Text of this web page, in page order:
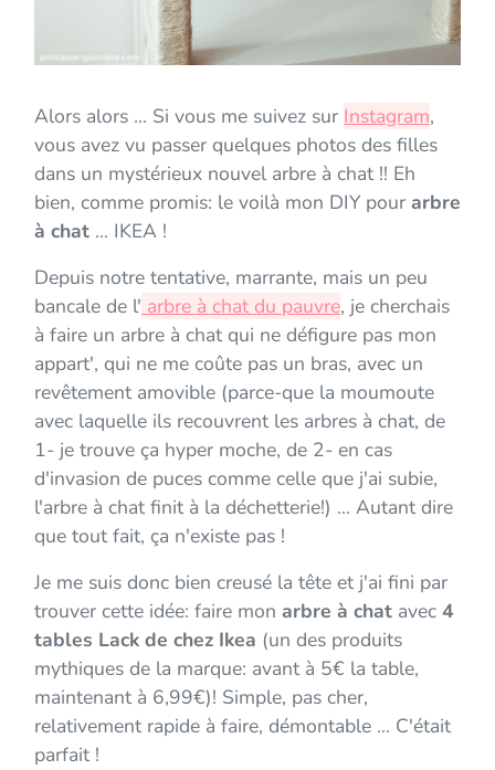
Alors alors ... Si vous me suivez sur Instagram,
vous avez vu passer quelques photos des filles
dans un mystérieux nouvel arbre à chat !! Eh
bien, comme promis: le voilà mon DIY pour arbre
à chat ... IKEA !
Depuis notre tentative, marrante, mais un peu
bancale de l' arbre à chat du pauvre, je cherchais
à faire un arbre à chat qui ne défigure pas mon
appart', qui ne me coûte pas un bras, avec un
revêtement amovible (parce-que la moumoute
avec laquelle ils recouvrent les arbres à chat, de
1- je trouve ça hyper moche, de 2- en cas
d'invasion de puces comme celle que j'ai subie,
l'arbre à chat finit à la déchetterie!) ... Autant dire
que tout fait, ça n'existe pas !
Je me suis donc bien creusé la tête et j'ai fini par
trouver cette idée: faire mon arbre à chat avec 4
tables Lack de chez Ikea (un des produits
mythiques de la marque: avant à 5€ la table,
maintenant à 6,99€)! Simple, pas cher,
relativement rapide à faire, démontable ... C'était
parfait !